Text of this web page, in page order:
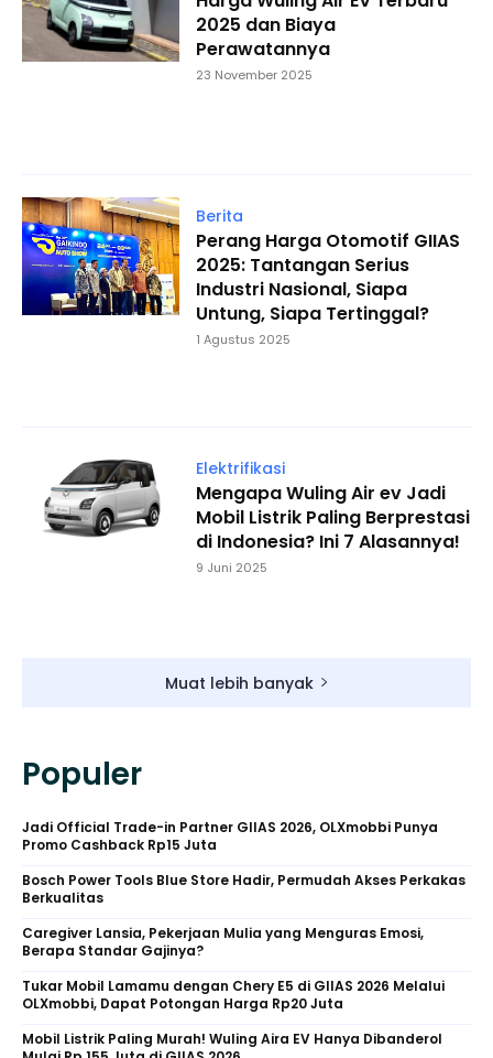
2025 dan Biaya
Perawatannya
23 November 2025
Berita
Perang Harga Otomotif GIIAS
2025: Tantangan Serius
Industri Nasional, Siapa
Untung, Siapa Tertinggal?
1 Agustus 2025
Elektrifikasi
Mengapa Wuling Air ev Jadi
Mobil Listrik Paling Berprestasi
di Indonesia? Ini 7 Alasannya!
9 Juni 2025
Muat lebih banyak
Populer
Jadi Official Trade-in Partner GIIAS 2026, OLXmobbi Punya
Promo Cashback Rp15 Juta
Bosch Power Tools Blue Store Hadir, Permudah Akses Perkakas
Berkualitas
Caregiver Lansia, Pekerjaan Mulia yang Menguras Emosi,
Berapa Standar Gajinya?
Tukar Mobil Lamamu dengan Chery E5 di GIIAS 2026 Melalui
OLXmobbi, Dapat Potongan Harga Rp20 Juta
Mobil Listrik Paling Murah! Wuling Aira EV Hanya Dibanderol